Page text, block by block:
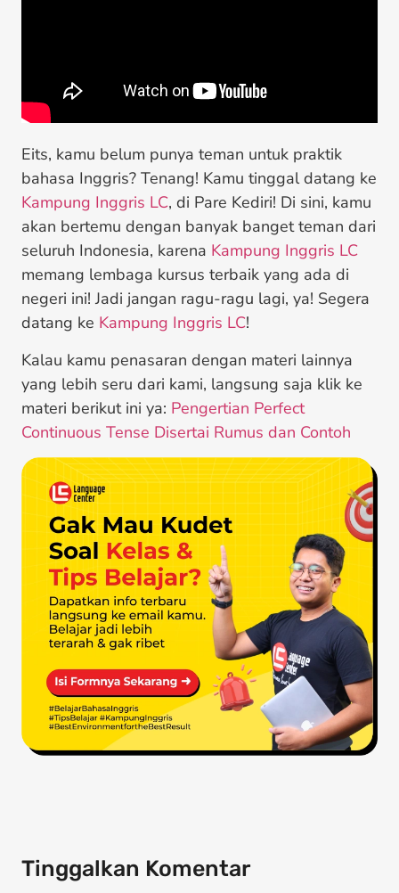
Eits, kamu belum punya teman untuk praktik
bahasa Inggris? Tenang! Kamu tinggal datang ke
Kampung Inggris LC, di Pare Kediri! Di sini, kamu
akan bertemu dengan banyak banget teman dari
seluruh Indonesia, karena Kampung Inggris LC
memang lembaga kursus terbaik yang ada di
negeri ini! Jadi jangan ragu-ragu lagi, ya! Segera
datang ke Kampung Inggris LC!
Kalau kamu penasaran dengan materi lainnya
yang lebih seru dari kami, langsung saja klik ke
materi berikut ini ya: Pengertian Perfect
Continuous Tense Disertai Rumus dan Contoh
Tinggalkan Komentar